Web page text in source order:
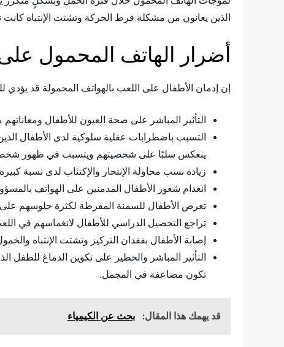
الذين يعانون من مشكلة فرط الحركة وتشتت الإنتباه
أضرار الهاتف المحمول
إن إدمان الأطفال على اللعب بالهواتف المحمولة قد يؤدي
التأثير المباشر على صحة العيون للأطفال
التسبب باضطرابات عقلية سلوكية لدى الأطفال الذين
ينعكس سلبًا على شخصيتهم ويتسبب في ظهور
زيادة نسب محاولة الإنتحار والإكتئاب لدى نسبة
انعدام شعور الأطفال المدمنين على الهواتف
تعرض الأطفال للسمنة المفرطة لكثرة جلوسهم
تراجع التحصيل الدراسي للأطفال لانغماسهم في
إصابة الأطفال بفقدان التركيز وتشتت الإنتباه
التأثير المباشر والخطير على تكوين الدماغ
تكون مضاعفة في المجمل.
قد يهمك هذا المقال: بحث عن الكيمياء